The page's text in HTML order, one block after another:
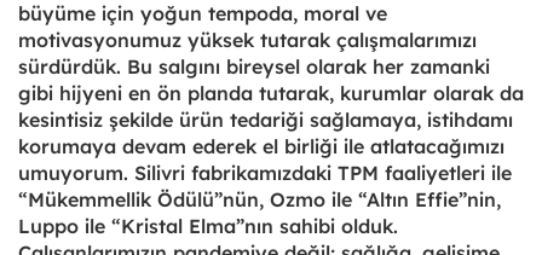
büyüme için yoğun tempoda, moral ve
motivasyonumuz yüksek tutarak çalışmalarımızı
sürdürdük. Bu salgını bireysel olarak her zamanki
gibi hijyeni en ön planda tutarak, kurumlar olarak da
kesintisiz şekilde ürün tedariği sağlamaya, istihdamı
korumaya devam ederek el birliği ile atlatacağımızı
umuyorum. Silivri fabrikamızdaki TPM faaliyetleri ile
“Mükemmellik Ödülü”nün, Ozmo ile “Altın Effie”nin,
Luppo ile “Kristal Elma”nın sahibi olduk.